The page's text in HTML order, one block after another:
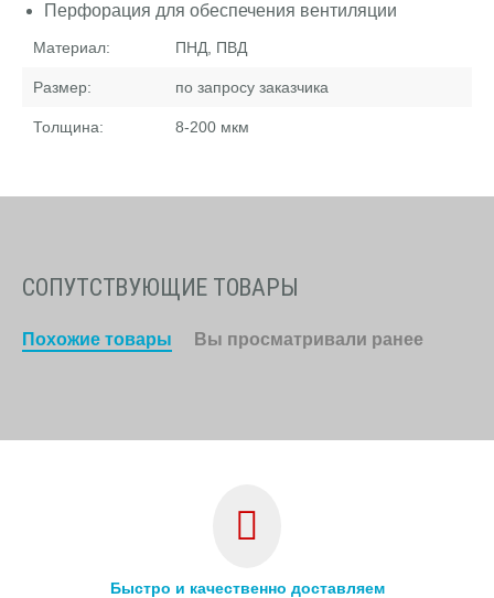
Перфорация для обеспечения вентиляции
Материал: ПНД, ПВД
Размер: по запросу заказчика
Толщина: 8-200 мкм
СОПУТСТВУЮЩИЕ ТОВАРЫ
Похожие товары Вы просматривали ранее
Быстро и качественно доставляем